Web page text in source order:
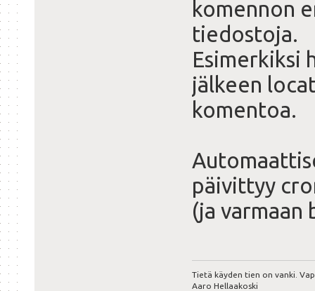
komennon
tiedostoja.
Esimerkiksi
jälkeen
komentoa.
päivittyy
(ja varmaan
Tietä käyden tien on vanki.
Aaro Hellaakoski